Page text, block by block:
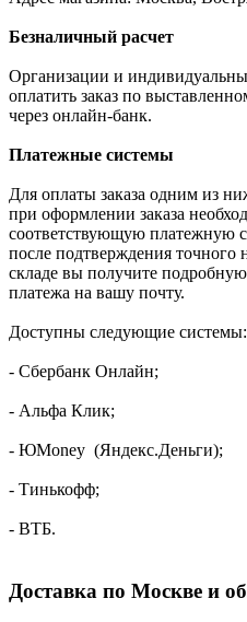
Безналичный расчет
Организации и
оплатить заказ по
через онлайн-банк.
Платежные системы
Для оплаты заказа одним из
при оформлении заказа
соответствующую платежную
после подтверждения точного
складе вы получите
платежа на вашу почту.
Доступны следующие системы:
- Сбербанк Онлайн;
- Альфа Клик;
- ЮMoney (Яндекс.Деньги);
- Тинькофф;
- ВТБ.
Доставка по Москве и